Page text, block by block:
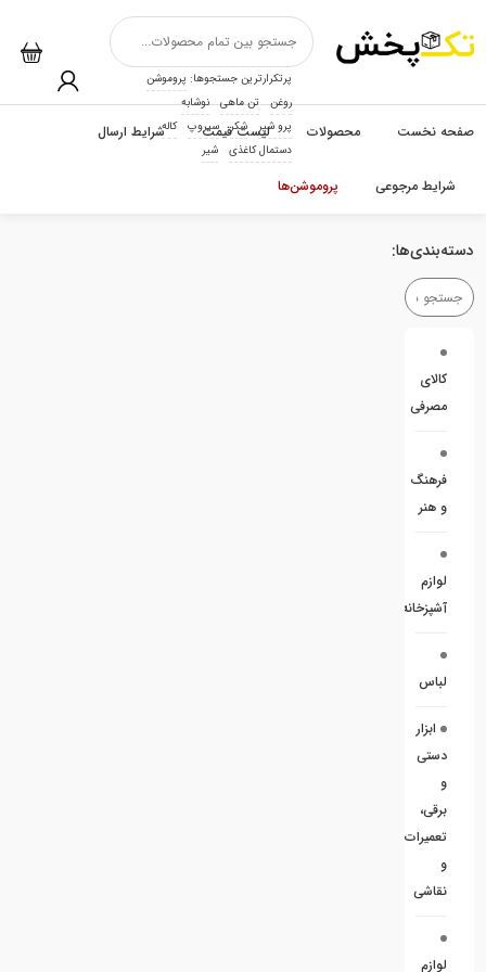
پرتکرارترین جستجوها: پروموشن
روغن
تن ماهی
نوشابه
پرو شیر
شکر سیروپ
کاله
دستمال کاغذی
شیر
صفحه نخست محصولات لیست قیمت شرایط ارسال
شرایط مرجوعی پروموشن‌ها
دسته‌بندی‌ها:
کالای
مصرفی
فرهنگ
و هنر
لوازم
آشپزخانه
لباس
ابزار
دستی
و
برقی،
تعمیرات
و
نقاشی
لوازم